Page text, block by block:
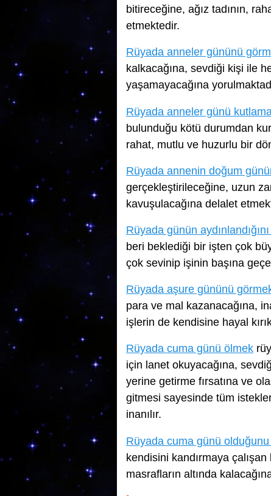
bitireceğine, ağız tadının,
etmektedir.
Rüyada anneler gününü
kalkacağına, sevdiği kişi ile
yaşamayacağına
Rüyada anneler günü
bulunduğu kötü durumdan
rahat, mutlu ve huzurlu bir
Rüyada annenin doğum
gerçekleştirileceğine, uzun
kavuşulacağına delalet
Rüyada günün
beri beklediği bir işten çok
çok sevinip işinin başına
Rüyada aşure gününü
para ve mal kazanacağına,
işlerin de kendisine hayal
Rüyada cuma günü ölmek
için lanet okuyacağına,
yerine getirme fırsatına ve
gitmesi sayesinde tüm
inanılır.
Rüyada cuma günü
kendisini kandırmaya
masrafların altında